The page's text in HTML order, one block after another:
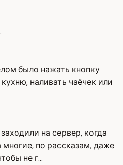
было нажать кнопку
наливать чаёчек или
на сервер, когда
по рассказам, даже
не г...